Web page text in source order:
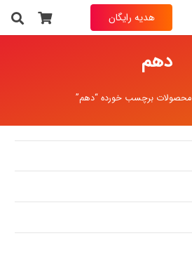
هدیه رایگان
دهم
محصولات برچسب خورده “دهم”